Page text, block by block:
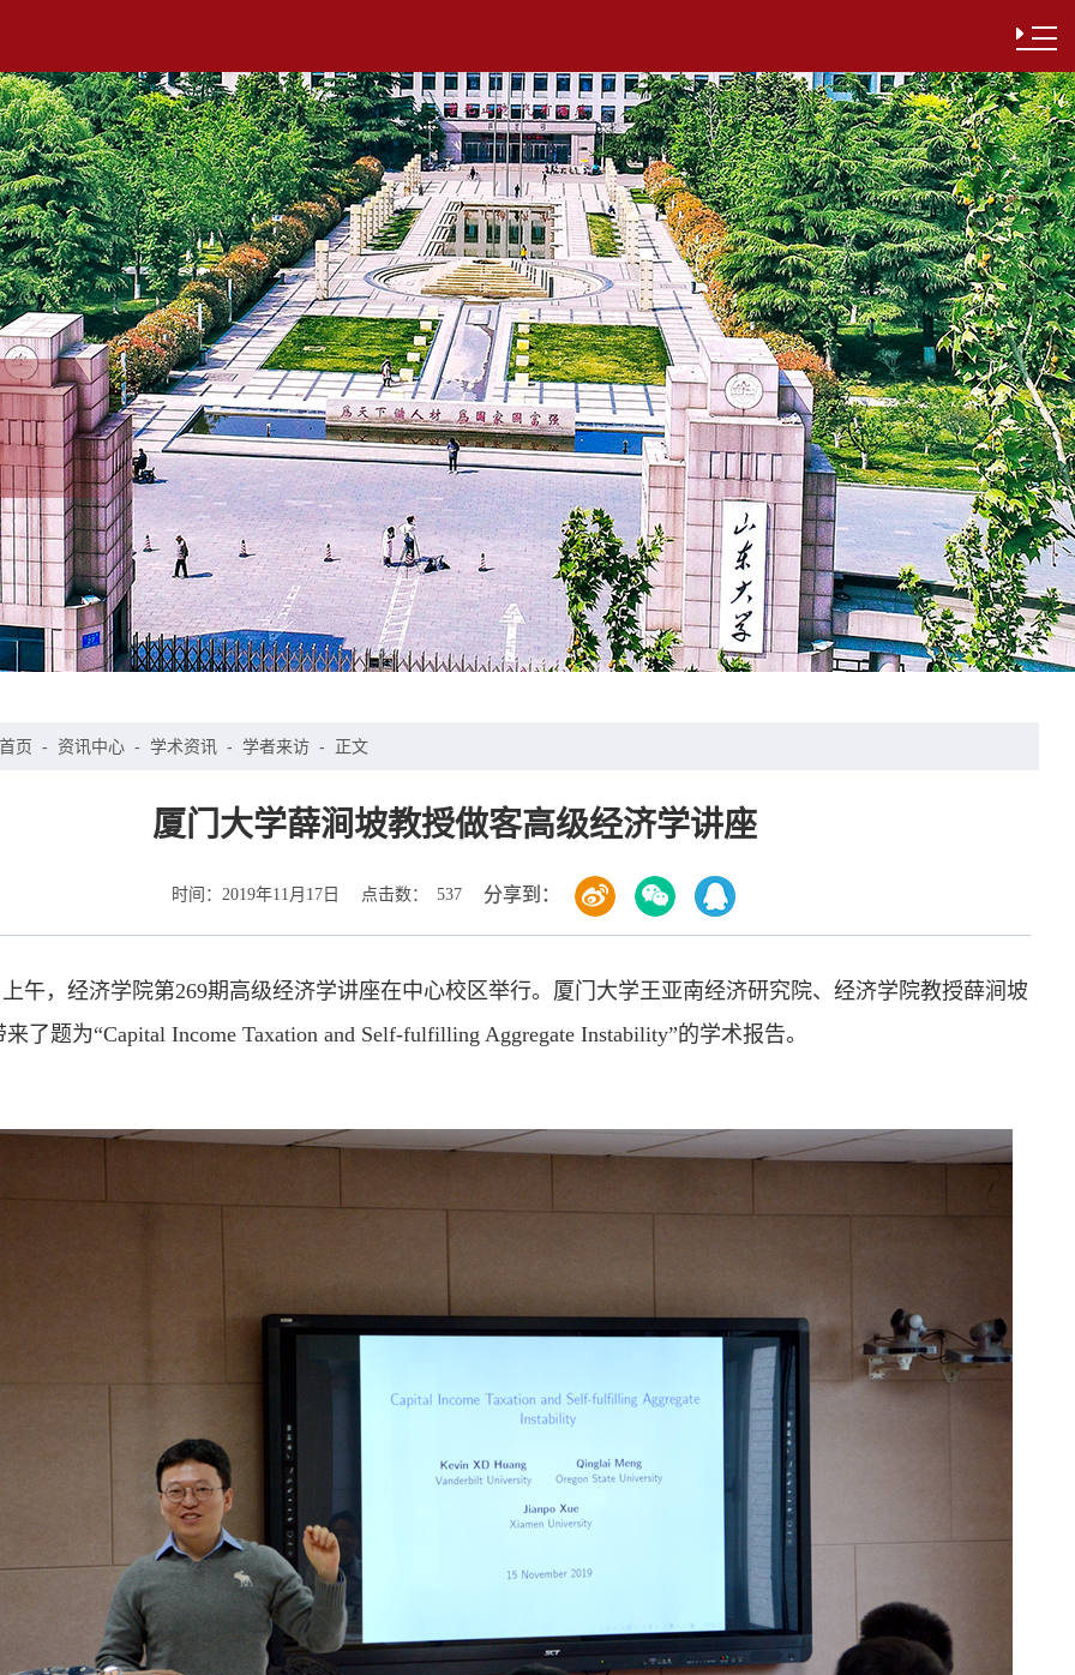
首页 - 资讯中心 - 学术资讯 - 学者来访 - 正文
厦门大学薛涧坡教授做客高级经济学讲座
时间： 2019年11月17日 点击数： 537 分享到：
上午，经济学院第269期高级经济学讲座在中心校区举行。厦门大学王亚南经济研究院、经济学院教授薛涧坡
了题为“Capital Income Taxation and Self-fulfilling Aggregate Instability”的学术报告。